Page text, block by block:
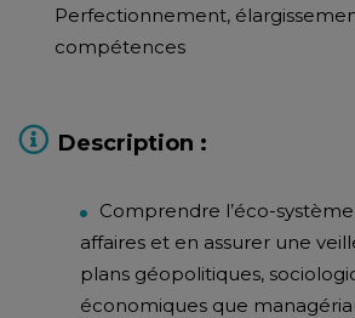
Perfectionnement,
compétences
Description :
Comprendre l’éco-
affaires et en assurer une
plans géopolitiques,
économiques que